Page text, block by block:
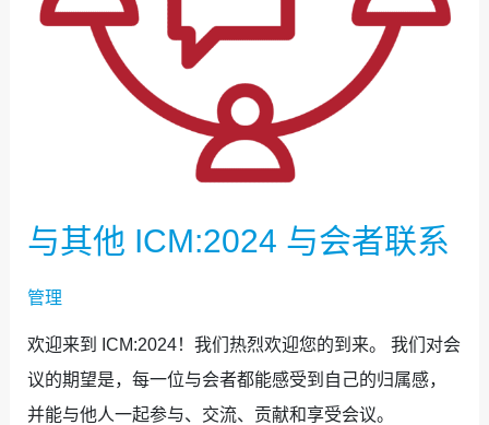
与其他 ICM:2024 与会者联系
管理
欢迎来到 ICM:2024！我们热烈欢迎您的到来。 我们对会
议的期望是，每一位与会者都能感受到自己的归属感，
并能与他人一起参与、交流、贡献和享受会议。
系